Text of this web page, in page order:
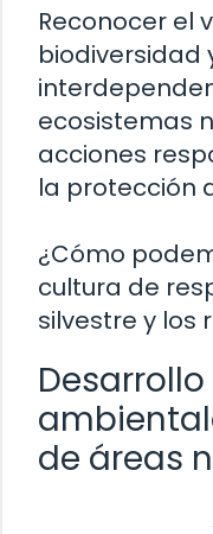
Reconocer el
biodiversidad
ecosistemas
acciones
la protección
¿Cómo
cultura de
silvestre y los
de áreas